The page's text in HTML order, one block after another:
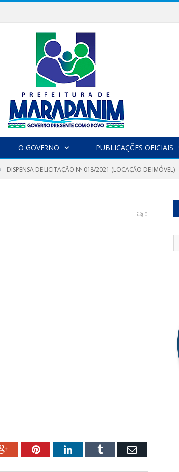
O GOVERNO PUBLICAÇÕES OFICIAIS
DISPENSA DE LICITAÇÃO Nº 018/2021 (LOCAÇÃO DE IMÓVEL)
0
Google+PinterestLinkedInTumblr Email